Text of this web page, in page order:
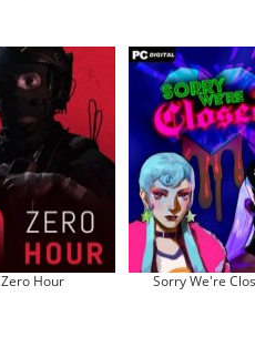
Zero Hour Sorry We're